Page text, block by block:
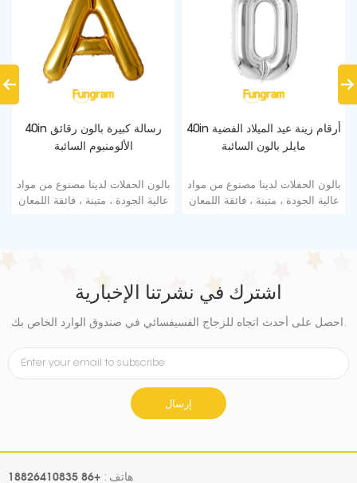
40in رسالة كبيرة بالون رقائق
الألومنيوم السائبة
بالون الحفلات لدينا مصنوع من مواد
عالية الجودة ، متينة ، فائقة اللمعان
40in أرقام زينة عيد الميلاد الفضية
مايلر بالون السائبة
بالون الحفلات لدينا مصنوع من مواد
عالية الجودة ، متينة ، فائقة اللمعان
اشترك في نشرتنا الإخبارية
احصل على أحدث اتجاه للزجاج الفسيفسائي في صندوق الوارد الخاص بك.
إرسال
هاتف : +86 18826410835